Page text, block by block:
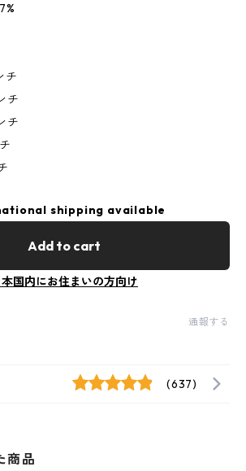
shipping available
Add to cart
本国内にお住まいの方向け
通報する
(637)
商品